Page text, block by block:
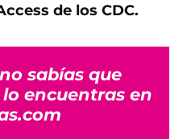
de los CDC.
sabías que
encuentras en